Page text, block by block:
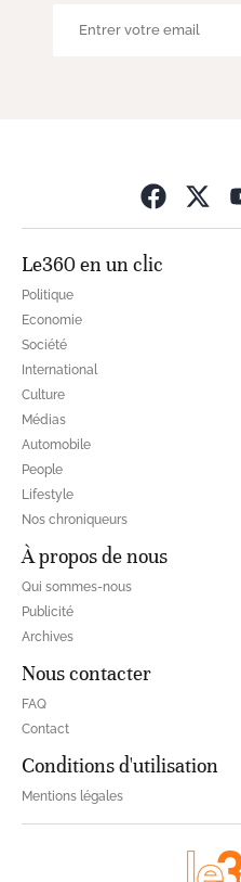
Le360 en un clic
Politique
Economie
Société
International
Culture
Médias
Automobile
People
Lifestyle
Nos chroniqueurs
À propos de nous
Qui sommes-nous
Publicité
Archives
Nous contacter
FAQ
Contact
Conditions d'utilisation
Mentions légales